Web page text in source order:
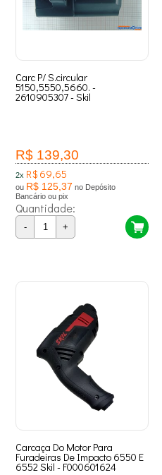
Carc P/ S.circular
5150,5550,5660. -
2610905307 - Skil
R$ 139,30
2x R$ 69,65
ou R$ 125,37 no Depósito
Bancário ou pix
Quantidade:
- +
Carcaça Do Motor Para
Furadeiras De Impacto 6550 E
6552 Skil - F000601624